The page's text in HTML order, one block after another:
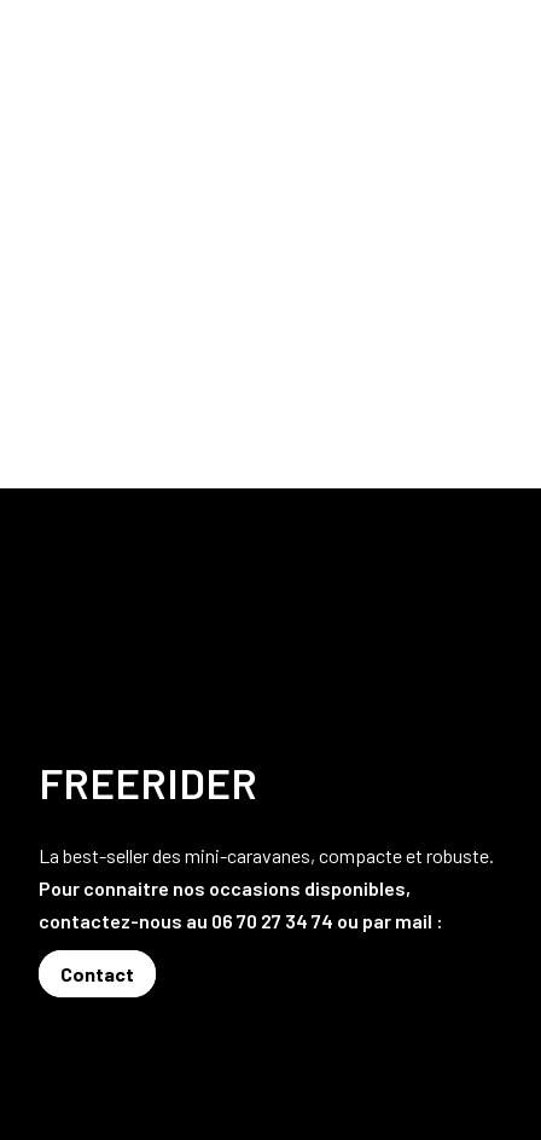
FREERIDER
La best-seller des mini-caravanes, compacte et robuste.
Pour connaitre nos occasions disponibles,
contactez-nous au 06 70 27 34 74 ou par mail :
Contact